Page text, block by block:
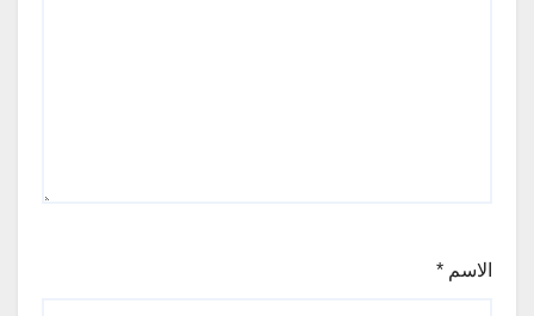
الاسم *